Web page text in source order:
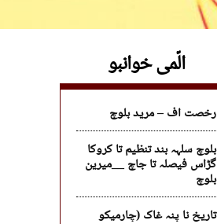
الّمی خوانبو
رخصت اف – مرید بلوچ
بلوچ سلہہ بند تنظیم تا کروکا
گڑاس فیصلہ تا جاچ __میرین
بلوچ
تاریخ نا پنہ غاک (چارمیکو